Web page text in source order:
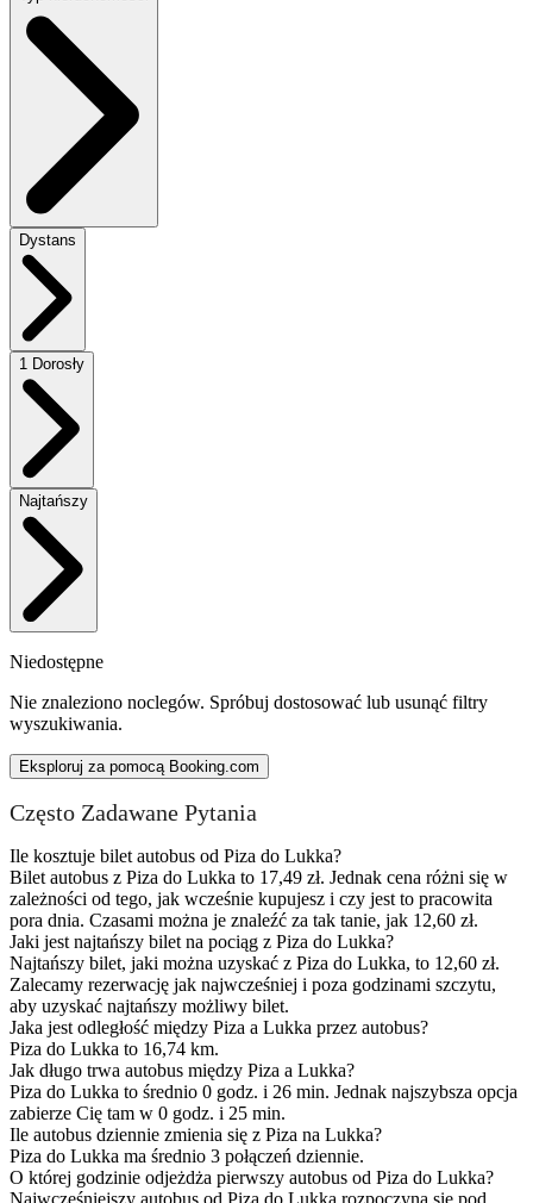
Dystans
1 Dorosły
Najtańszy
Niedostępne
Nie znaleziono noclegów. Spróbuj dostosować lub usunąć filtry
wyszukiwania.
Eksploruj za pomocą Booking.com
Często Zadawane Pytania
Ile kosztuje bilet autobus od Piza do Lukka?
Bilet autobus z Piza do Lukka to 17,49 zł. Jednak cena różni się w
zależności od tego, jak wcześnie kupujesz i czy jest to pracowita
pora dnia. Czasami można je znaleźć za tak tanie, jak 12,60 zł.
Jaki jest najtańszy bilet na pociąg z Piza do Lukka?
Najtańszy bilet, jaki można uzyskać z Piza do Lukka, to 12,60 zł.
Zalecamy rezerwację jak najwcześniej i poza godzinami szczytu,
aby uzyskać najtańszy możliwy bilet.
Jaka jest odległość między Piza a Lukka przez autobus?
Piza do Lukka to 16,74 km.
Jak długo trwa autobus między Piza a Lukka?
Piza do Lukka to średnio 0 godz. i 26 min. Jednak najszybsza opcja
zabierze Cię tam w 0 godz. i 25 min.
Ile autobus dziennie zmienia się z Piza na Lukka?
Piza do Lukka ma średnio 3 połączeń dziennie.
O której godzinie odjeżdża pierwszy autobus od Piza do Lukka?